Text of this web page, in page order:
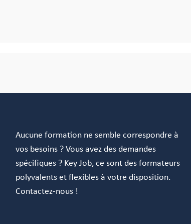
Aucune formation ne semble correspondre à
vos besoins ? Vous avez des demandes
spécifiques ? Key Job, ce sont des formateurs
polyvalents et flexibles à votre disposition.
Contactez-nous !